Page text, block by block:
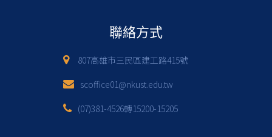
聯絡方式
807高雄市三民區建工路415號
scoffice01@nkust.edu.tw
(07)381-4526轉15200-15205